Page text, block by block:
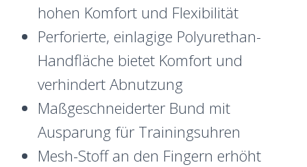
hohen Komfort und Flexibilität
Perforierte, einlagige Polyurethan-
Handfläche bietet Komfort und
verhindert Abnutzung
Maßgeschneiderter Bund mit
Ausparung für Trainingsuhren
Mesh-Stoff an den Fingern erhöht